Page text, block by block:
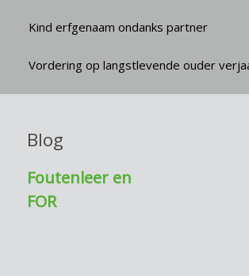
Kind erfgenaam ondanks partner
Vordering op langstlevende ouder
Blog
Foutenleer en
FOR